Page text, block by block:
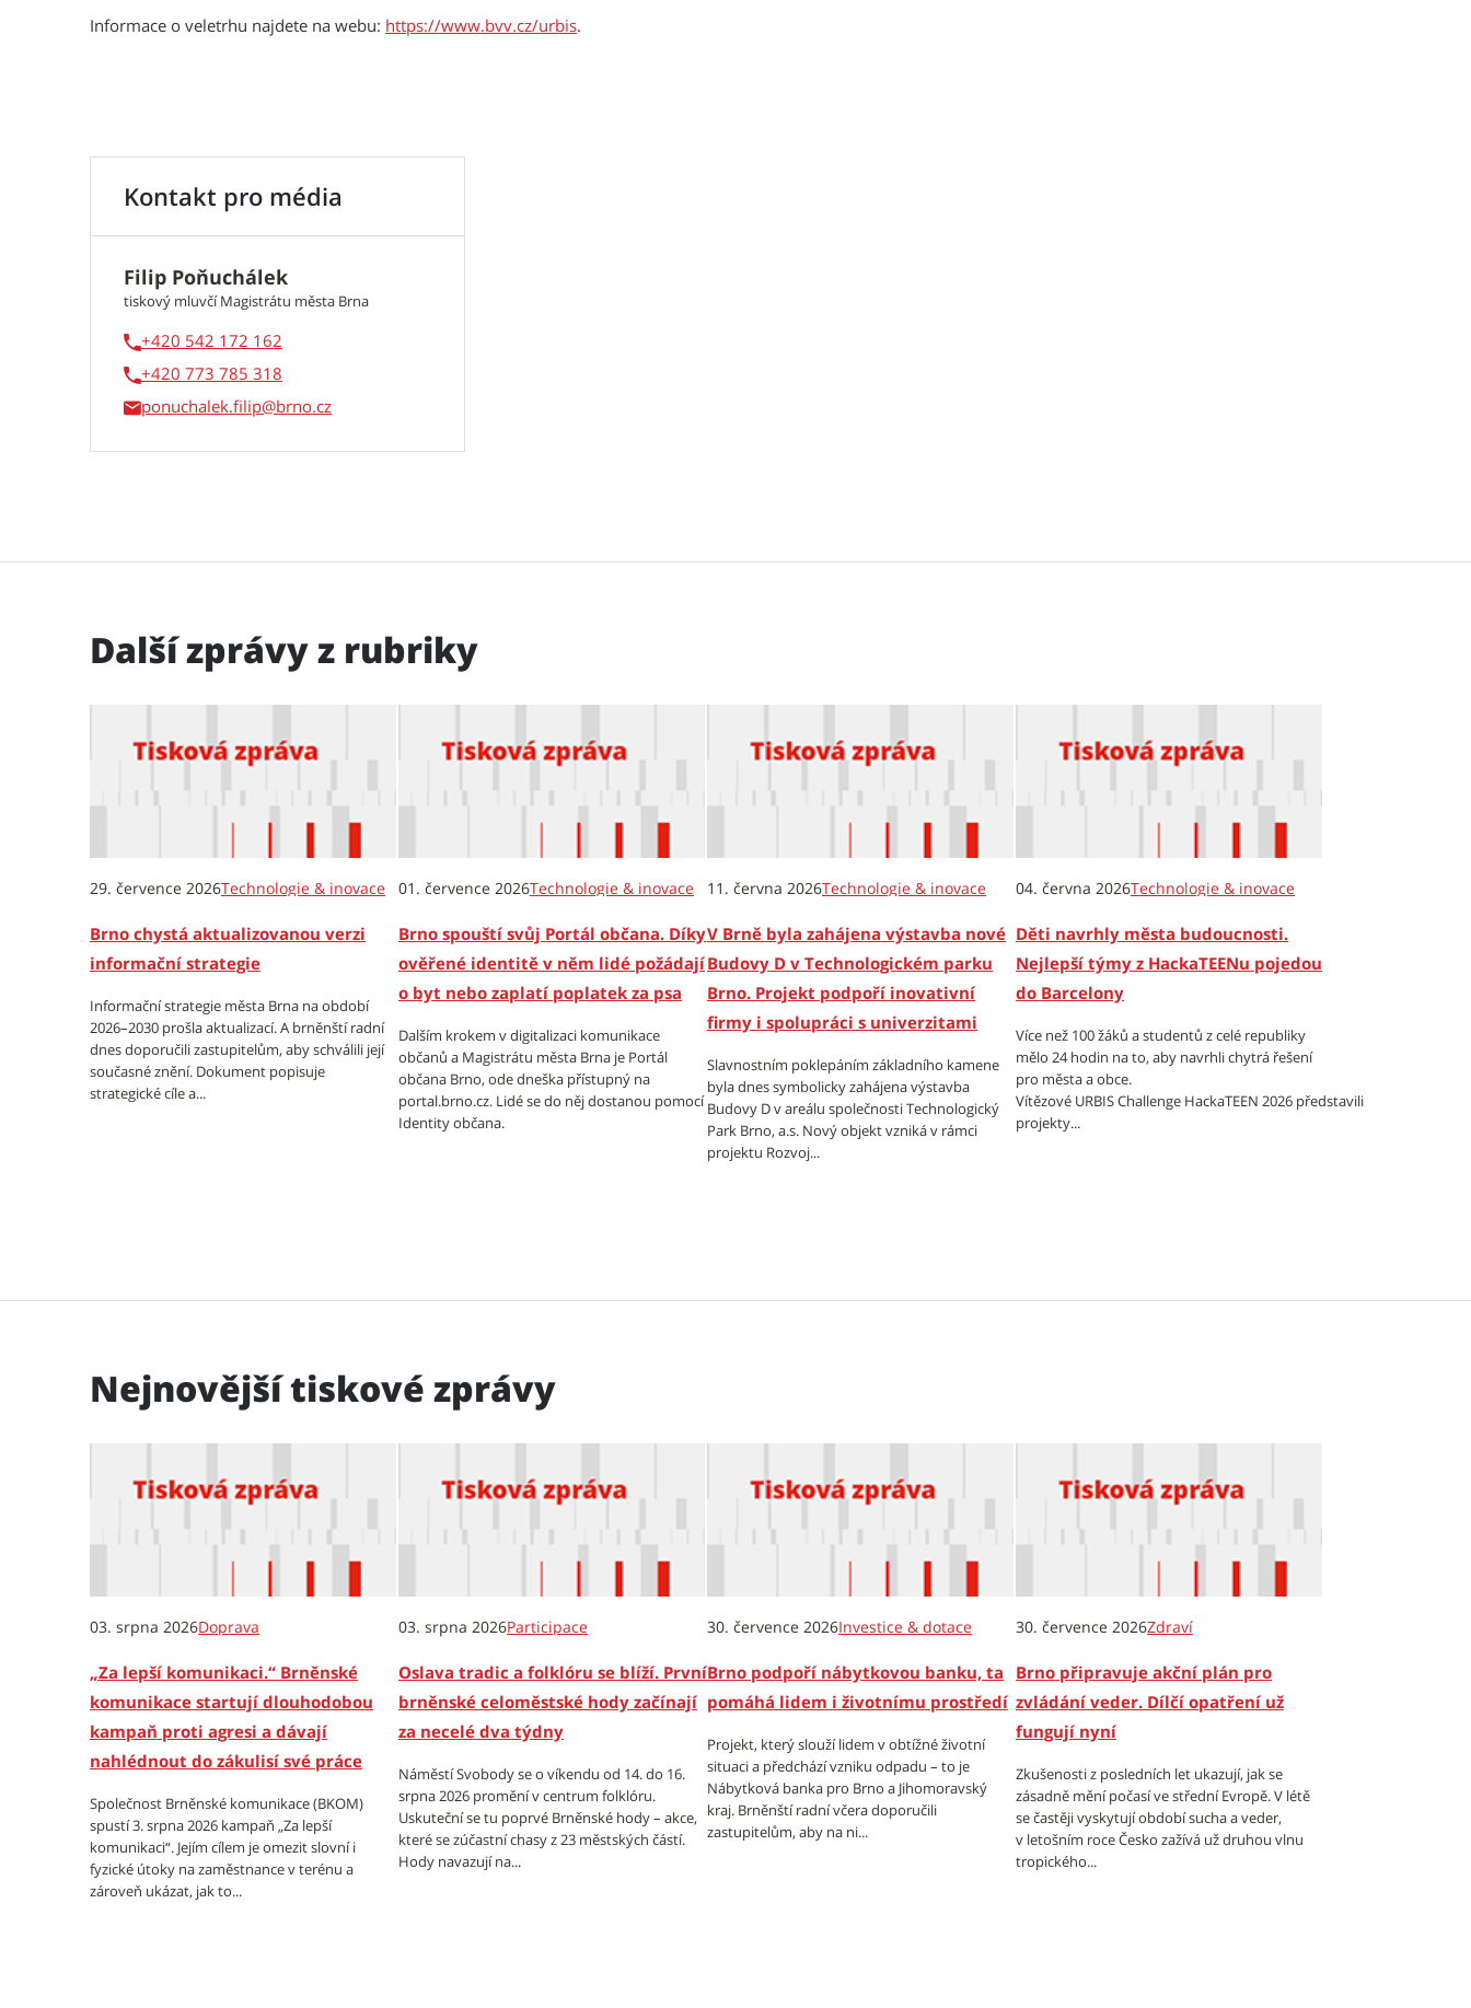
Informace o veletrhu najdete na webu: https://www.bvv.cz/urbis.
Kontakt pro média
Filip Poňuchálek
tiskový mluvčí Magistrátu města Brna
+420 542 172 162
+420 773 785 318
ponuchalek.filip
Další zprávy z rubriky
29. července 2026Technologie & inovace
Brno chystá aktualizovanou verzi
informační strategie
Informační strategie města Brna na období
2026–2030 prošla aktualizací. A brněnští radní
dnes doporučili zastupitelům, aby schválili její
současné znění. Dokument popisuje
strategické cíle a...
01. července 2026Technologie & inovace
Brno spouští svůj Portál občana. Díky
ověřené identitě v něm lidé požádají
o byt nebo zaplatí poplatek za psa
Dalším krokem v digitalizaci komunikace
občanů a Magistrátu města Brna je Portál
občana Brno, ode dneška přístupný na
portal.brno.cz. Lidé se do něj dostanou pomocí
Identity občana.
11. června 2026Technologie & inovace
V Brně byla zahájena výstavba nové
Budovy D v Technologickém parku
Brno. Projekt podpoří inovativní
firmy i spolupráci s univerzitami
Slavnostním poklepáním základního kamene
byla dnes symbolicky zahájena výstavba
Budovy D v areálu společnosti Technologický
Park Brno, a.s. Nový objekt vzniká v rámci
projektu Rozvoj...
04. června 2026Technologie & inovace
Děti navrhly města budoucnosti.
Nejlepší týmy z HackaTEENu pojedou
do Barcelony
Více než 100 žáků a studentů z celé republiky
mělo 24 hodin na to, aby navrhli chytrá řešení
pro města a obce.
Vítězové URBIS Challenge HackaTEEN 2026 představili
projekty...
Nejnovější tiskové zprávy
03. srpna 2026Doprava
„Za lepší komunikaci.“ Brněnské
komunikace startují dlouhodobou
kampaň proti agresi a dávají
nahlédnout do zákulisí své práce
Společnost Brněnské komunikace (BKOM)
spustí 3. srpna 2026 kampaň „Za lepší
komunikaci“. Jejím cílem je omezit slovní i
fyzické útoky na zaměstnance v terénu a
zároveň ukázat, jak to...
03. srpna 2026Participace
Oslava tradic a folklóru se blíží. První
brněnské celoměstské hody začínají
za necelé dva týdny
Náměstí Svobody se o víkendu od 14. do 16.
srpna 2026 promění v centrum folklóru.
Uskuteční se tu poprvé Brněnské hody – akce,
které se zúčastní chasy z 23 městských částí.
Hody navazují na...
30. července 2026Investice & dotace
Brno podpoří nábytkovou banku, ta
pomáhá lidem i životnímu prostředí
Projekt, který slouží lidem v obtížné životní
situaci a předchází vzniku odpadu – to je
Nábytková banka pro Brno a Jihomoravský
kraj. Brněnští radní včera doporučili
zastupitelům, aby na ni...
30. července 2026Zdraví
Brno připravuje akční plán pro
zvládání veder. Dílčí opatření už
fungují nyní
Zkušenosti z posledních let ukazují, jak se
zásadně mění počasí ve střední Evropě. V létě
se častěji vyskytují období sucha a veder,
v letošním roce Česko zažívá už druhou vlnu
tropického...